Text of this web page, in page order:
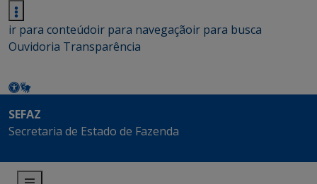
ir para conteúdoir para navegaçãoir para busca
Ouvidoria Transparência
SEFAZ
Secretaria de Estado de Fazenda